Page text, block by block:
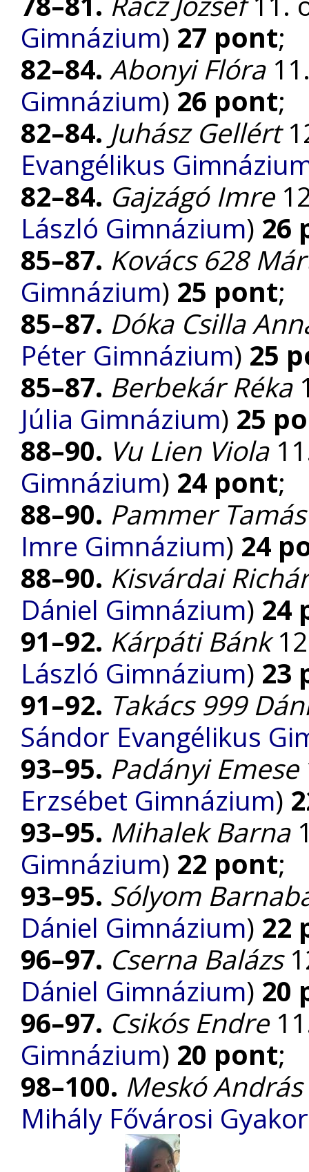
Gimnázium) 27 pont;
82–84. Abonyi Flóra
Gimnázium) 26 pont;
82–84. Juhász Gellért
Evangélikus
82–84. Gajzágó Imre
László Gimnázium) 26
85–87. Kovács 628
Gimnázium) 25 pont;
85–87. Dóka Csilla
Péter Gimnázium) 25
85–87. Berbekár Réka
Júlia Gimnázium) 25
88–90. Vu Lien Viola
Gimnázium) 24 pont;
88–90. Pammer Tamás
Imre Gimnázium) 24
88–90. Kisvárdai
Dániel Gimnázium) 24
91–92. Kárpáti Bánk
László Gimnázium) 23
91–92. Takács 999
Sándor Evangélikus
93–95. Padányi Emese
Erzsébet Gimnázium)
93–95. Mihalek Barna
Gimnázium) 22 pont;
93–95. Sólyom
Dániel Gimnázium) 22
96–97. Cserna Balázs
Dániel Gimnázium) 20
96–97. Csikós Endre
Gimnázium) 20 pont;
98–100. Meskó András
Mihály Fővárosi